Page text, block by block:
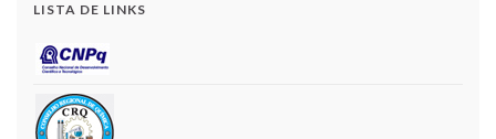
LISTA DE LINKS